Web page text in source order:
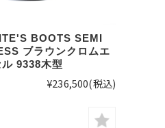
BOOTS SEMI
ブラウンクロムエ
ル 9338木型
¥236,500(税込)